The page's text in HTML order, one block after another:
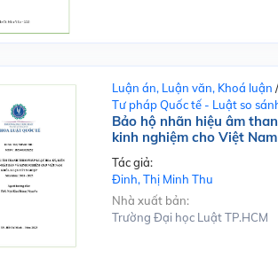
Luận án, Luận văn, Khoá luận /
Tư pháp Quốc tế - Luật so
Bảo hộ nhãn hiệu âm
kinh nghiệm cho Việt Nam
Tác giả:
Đinh, Thị Minh Thu
Nhà xuất bản:
Trường Đại học Luật TP.HCM